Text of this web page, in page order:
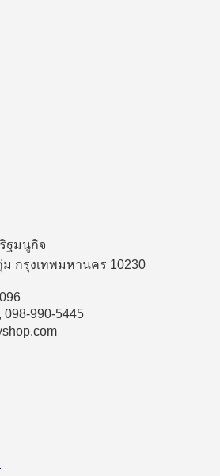
ฐมนูกิจ
กรุงเทพมหานคร 10230
098-990-5445